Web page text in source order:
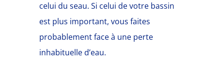
celui du seau. Si celui de votre bassin
est plus important, vous faites
probablement face à une perte
inhabituelle d’eau.